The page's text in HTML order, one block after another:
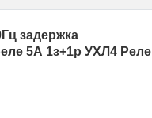
задержка
5А 1з+1р УХЛ4 Реле